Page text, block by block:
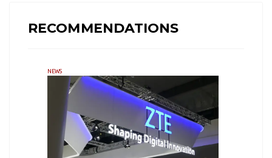
RECOMMENDATIONS
NEWS